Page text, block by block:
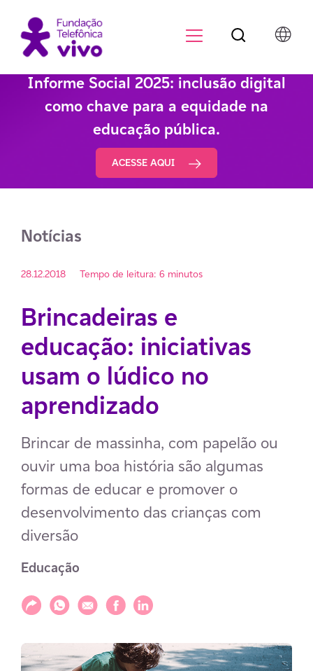
Informe Social 2025: inclusão digital
como chave para a equidade na
educação pública.
ACESSE AQUI
Notícias
28.12.2018 Tempo de leitura: 6 minutos
Brincadeiras e
educação: iniciativas
usam o lúdico no
aprendizado
Brincar de massinha, com papelão ou
ouvir uma boa história são algumas
formas de educar e promover o
desenvolvimento das crianças com
diversão
Educação
Compartilhar
Compartilhar via WhatsApp
Compartilhar via E-mail
Compartilhar via Facebook
Compartilhar via LinkedIn
Botão de